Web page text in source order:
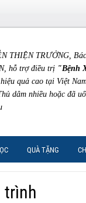
THIỆN TRƯỞNG,
hỗ trợ điều trị "Bệnh
quả cao tại Việt
dâm nhiều hoặc đã
QUÀ TẶNG
trình